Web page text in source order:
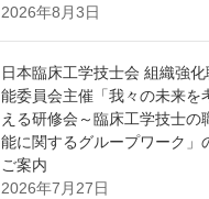
2026年8月3日
日本臨床工学技士会 組織強化
能委員会主催「我々の未来を
える研修会～臨床工学技士の
能に関するグループワーク」
ご案内
2026年7月27日